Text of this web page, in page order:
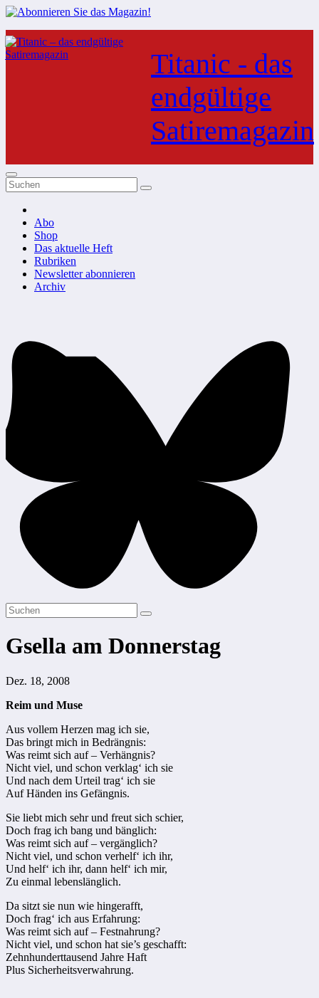
Zum
Inhalt
springen
Titanic - das
endgültige
Satiremagazin
Abo
Shop
Das aktuelle Heft
Rubriken
Newsletter abonnieren
Archiv
Gsella am Donnerstag
Dez. 18, 2008
Reim und Muse
Aus vollem Herzen mag ich sie,
Das bringt mich in Bedrängnis:
Was reimt sich auf – Verhängnis?
Nicht viel, und schon verklag‘ ich sie
Und nach dem Urteil trag‘ ich sie
Auf Händen ins Gefängnis.
Sie liebt mich sehr und freut sich schier,
Doch frag ich bang und bänglich:
Was reimt sich auf – vergänglich?
Nicht viel, und schon verhelf‘ ich ihr,
Und helf‘ ich ihr, dann helf‘ ich mir,
Zu einmal lebenslänglich.
Da sitzt sie nun wie hingerafft,
Doch frag‘ ich aus Erfahrung:
Was reimt sich auf – Festnahrung?
Nicht viel, und schon hat sie’s geschafft:
Zehnhunderttausend Jahre Haft
Plus Sicherheitsverwahrung.